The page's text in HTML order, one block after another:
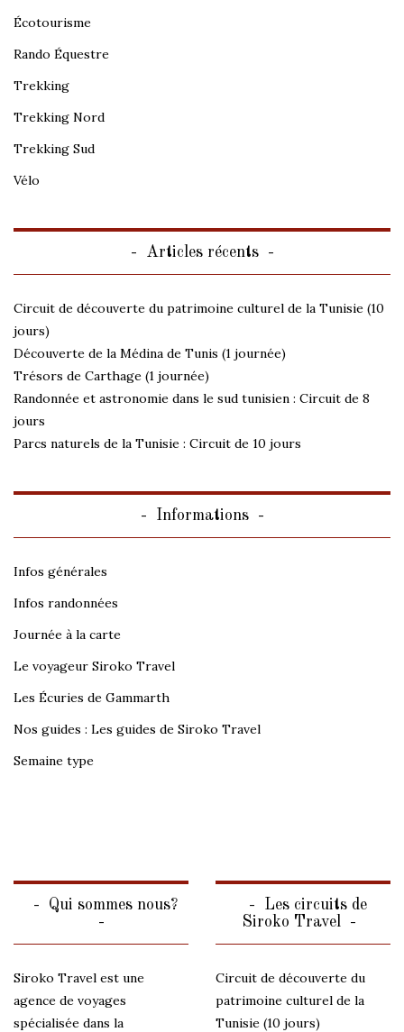
Écotourisme
Rando Équestre
Trekking
Trekking Nord
Trekking Sud
Vélo
Articles récents
Circuit de découverte du patrimoine culturel de la Tunisie (10
jours)
Découverte de la Médina de Tunis (1 journée)
Trésors de Carthage (1 journée)
Randonnée et astronomie dans le sud tunisien : Circuit de 8
jours
Parcs naturels de la Tunisie : Circuit de 10 jours
Informations
Infos générales
Infos randonnées
Journée à la carte
Le voyageur Siroko Travel
Les Écuries de Gammarth
Nos guides : Les guides de Siroko Travel
Semaine type
Qui sommes nous?
Siroko Travel est une
agence de voyages
spécialisée dans la
Les circuits de
Siroko Travel
Circuit de découverte du
patrimoine culturel de la
Tunisie (10 jours)